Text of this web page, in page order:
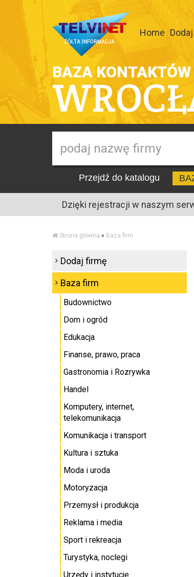
Home
BAZA KONTAKTÓW
Przejdź do katalogu
Dzięki rejestracji w naszym
Strona główna » Baza firm
Dodaj firmę
Baza firm
Budownictwo
Dom i ogród
Edukacja
Finanse, prawo, praca
Gastronomia i Rozrywka
Handel
Komputery, internet,
telekomunikacja
Komunikacja i transport
Kultura i sztuka
Moda i uroda
Motoryzacja
Przemysł i produkcja
Reklama i media
Sport i rekreacja
Turystyka, noclegi
Urzędy i instytucje